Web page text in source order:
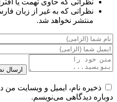
نظراتی که به غیر از زبان
منتشر نخواهد شد.
ارسال
ذخیره نام، ایمیل و وبسایت من
دوباره دیدگاهی می‌نویسم.